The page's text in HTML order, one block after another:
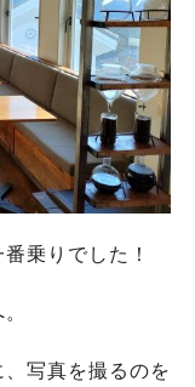
乗りでした！
、写真を撮るのを